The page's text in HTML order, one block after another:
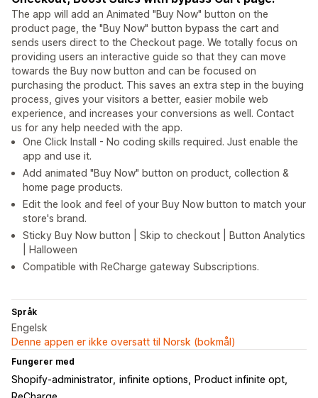
The app will add an Animated "Buy Now" button on the
product page, the "Buy Now" button bypass the cart and
sends users direct to the Checkout page. We totally focus on
providing users an interactive guide so that they can move
towards the Buy now button and can be focused on
purchasing the product. This saves an extra step in the buying
process, gives your visitors a better, easier mobile web
experience, and increases your conversions as well. Contact
us for any help needed with the app.
One Click Install - No coding skills required. Just enable the
app and use it.
Add animated "Buy Now" button on product, collection &
home page products.
Edit the look and feel of your Buy Now button to match your
store's brand.
Sticky Buy Now button | Skip to checkout | Button Analytics
| Halloween
Compatible with ReCharge gateway Subscriptions.
Språk
Engelsk
Denne appen er ikke oversatt til Norsk (bokmål)
Fungerer med
Shopify-administrator infinite options
Product infinite opt